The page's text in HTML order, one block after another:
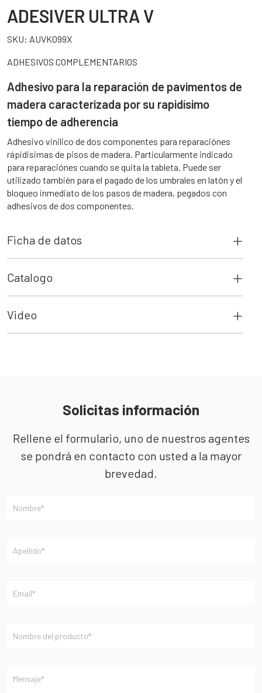
ADESIVER ULTRA V
SKU: AUVK099X
ADHESIVOS COMPLEMENTARIOS
Adhesivo para la reparación de pavimentos de
madera caracterizada por su rapidísimo
tiempo de adherencia
Adhesivo vinilico de dos componentes para reparaciónes
rápidisimas de pisos de madera. Particularmente indicado
para reparaciónes cuando se quita la tableta. Puede ser
utilizado también para el pagado de los umbrales en latón y el
bloqueo inmediato de los pasos de madera, pegados con
adhesivos de dos componentes.
Ficha de datos
Catalogo
Video
Solicitas información
Rellene el formulario, uno de nuestros agentes
se pondrá en contacto con usted a la mayor
brevedad.